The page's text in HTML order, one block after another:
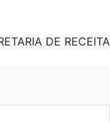
DE RECEITA